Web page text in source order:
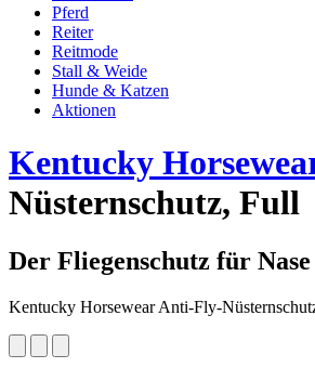
Pferd
Reiter
Reitmode
Stall & Weide
Hunde & Katzen
Aktionen
Kentucky
Nüsternschutz, Full
Der Fliegenschutz für
Kentucky Horsewear Anti-Fly-